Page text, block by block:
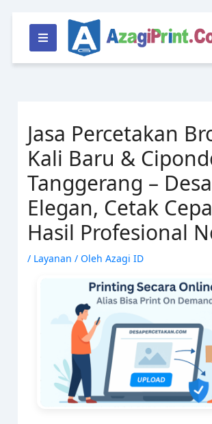
konten
Jasa Percetakan
Kali Baru &
Tanggerang –
Elegan, Cetak
Hasil Profesional
/ Layanan / Oleh Azagi ID